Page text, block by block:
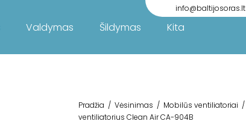
info@baltijosoras.lt
Valdymas Šildymas Kita
Pradžia / Vėsinimas / Mobilūs ventiliatoriai /
ventiliatorius Clean Air CA-904B